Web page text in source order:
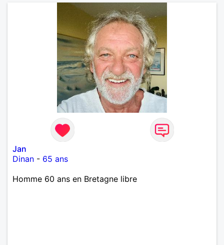
Jan
Dinan - 65 ans
Homme 60 ans en Bretagne libre